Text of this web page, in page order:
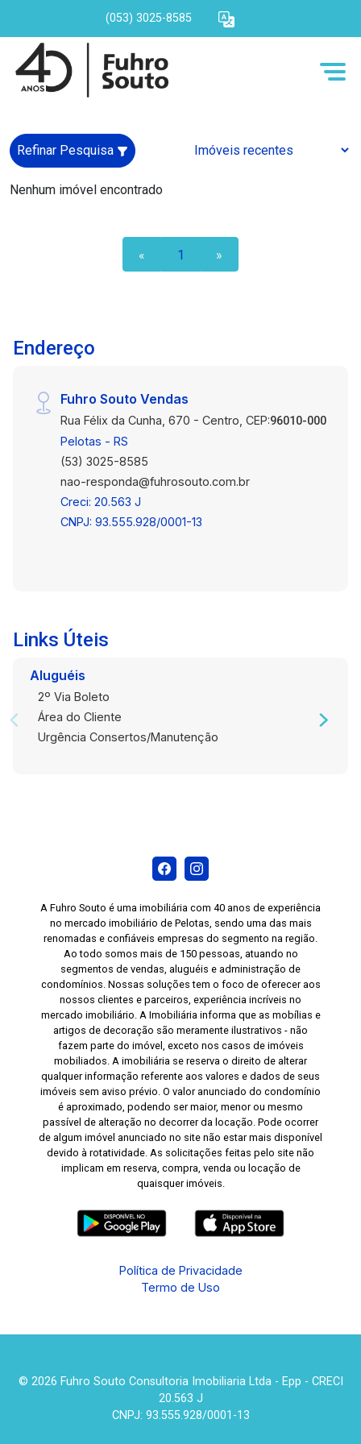
(053) 3025-8585
Refinar Pesquisa
Nenhum imóvel encontrado
« 1 »
Endereço
Fuhro Souto Vendas
Rua Félix da Cunha, 670 - Centro, CEP:96010-000
Pelotas - RS
(53) 3025-8585
nao-responda@fuhrosouto.com.br
Creci: 20.563 J
CNPJ: 93.555.928/0001-13
Links Úteis
Aluguéis
2º Via Boleto
Área do Cliente
Urgência Consertos/Manutenção
A Fuhro Souto é uma imobiliária com 40 anos de experiência
no mercado imobiliário de Pelotas, sendo uma das mais
renomadas e confiáveis empresas do segmento na região.
Ao todo somos mais de 150 pessoas, atuando no
segmentos de vendas, aluguéis e administração de
condomínios. Nossas soluções tem o foco de oferecer aos
nossos clientes e parceiros, experiência incríveis no
mercado imobiliário. A Imobiliária informa que as mobílias e
artigos de decoração são meramente ilustrativos - não
fazem parte do imóvel, exceto nos casos de imóveis
mobiliados. A imobiliária se reserva o direito de alterar
qualquer informação referente aos valores e dados de seus
imóveis sem aviso prévio. O valor anunciado do condomínio
é aproximado, podendo ser maior, menor ou mesmo
passível de alteração no decorrer da locação. Pode ocorrer
de algum imóvel anunciado no site não estar mais disponível
devido à rotatividade. As solicitações feitas pelo site não
implicam em reserva, compra, venda ou locação de
quaisquer imóveis.
Política de Privacidade
Termo de Uso
© 2026 Fuhro Souto Consultoria Imobiliaria Ltda - Epp - CRECI
20.563 J
CNPJ: 93.555.928/0001-13